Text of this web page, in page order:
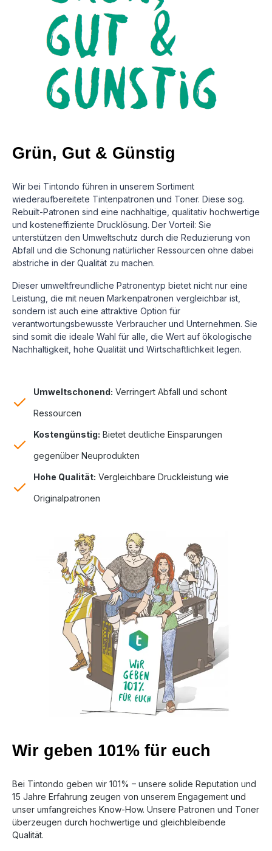
Grün, Gut & Günstig
Wir bei Tintondo führen in unserem Sortiment
wiederaufbereitete Tintenpatronen und Toner. Diese sog.
Rebuilt-Patronen sind eine nachhaltige, qualitativ hochwertige
und kosteneffiziente Drucklösung. Der Vorteil: Sie
unterstützen den Umweltschutz durch die Reduzierung von
Abfall und die Schonung natürlicher Ressourcen ohne dabei
abstriche in der Qualität zu machen.
Dieser umweltfreundliche Patronentyp bietet nicht nur eine
Leistung, die mit neuen Markenpatronen vergleichbar ist,
sondern ist auch eine attraktive Option für
verantwortungsbewusste Verbraucher und Unternehmen. Sie
sind somit die ideale Wahl für alle, die Wert auf ökologische
Nachhaltigkeit, hohe Qualität und Wirtschaftlichkeit legen.
Umweltschonend: Verringert Abfall und schont
Ressourcen
Kostengünstig: Bietet deutliche Einsparungen
gegenüber Neuprodukten
Hohe Qualität: Vergleichbare Druckleistung wie
Originalpatronen
Wir geben 101% für euch
Bei Tintondo geben wir 101% – unsere solide Reputation und
15 Jahre Erfahrung zeugen von unserem Engagement und
unser umfangreiches Know-How. Unsere Patronen und Toner
überzeugen durch hochwertige und gleichbleibende
Qualität.